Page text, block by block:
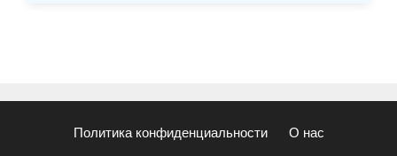
Политика конфиденциальности О нас